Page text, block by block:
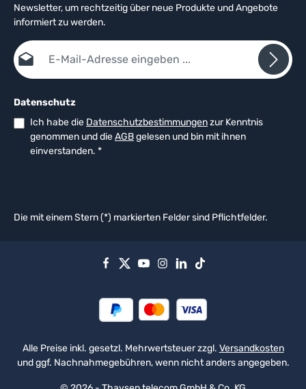
Newsletter, um rechtzeitig über neue Produkte und Angebote
informiert zu werden.
E-Mail-Adresse*
Datenschutz
Ich habe die Datenschutzbestimmungenzur Kenntnis
genommen und dieAGBgelesen und bin mit ihnen
einverstanden. *
Die mit einem Stern (*) markierten Felder sind Pflichtfelder.
Alle Preise inkl. gesetzl. Mehrwertsteuer zzgl. Versandkosten
und ggf. Nachnahmegebühren, wenn nicht anders angegeben.